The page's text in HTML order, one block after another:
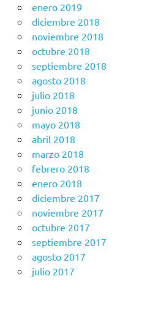
enero 2019
diciembre 2018
noviembre 2018
octubre 2018
septiembre 2018
agosto 2018
julio 2018
junio 2018
mayo 2018
abril 2018
marzo 2018
febrero 2018
enero 2018
diciembre 2017
noviembre 2017
octubre 2017
septiembre 2017
agosto 2017
julio 2017